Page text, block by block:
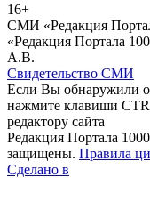
16+
СМИ «Редакция
«Редакция Портала
А.В.
Свидетельство СМИ
Если Вы обнаружили
нажмите клавиши
редактору сайта
Редакция Портала
защищены. Правила
Сделано в